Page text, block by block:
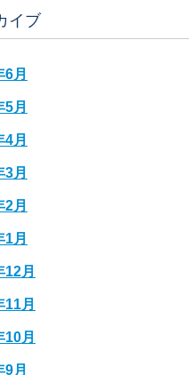
イブ
6月
5月
4月
3月
2月
1月
12月
11月
10月
9月